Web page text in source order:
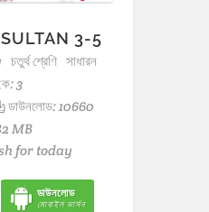
3-5
চতুর্থ শ্রেণি সাধারন
3
ডাউনলোড: 10660
MB
for today
ডাউনলোড
মোবাইল ভার্সন